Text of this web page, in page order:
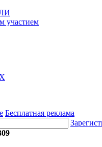
участием
Бесплатная реклама